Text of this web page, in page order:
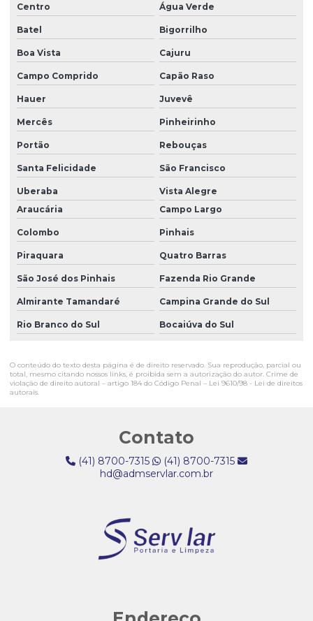
Empresa de prestação de serviços de portaria
Empresa prestadora de serviços gerais
Empresa prestadora de serviços de limpeza
Empresa que presta serviço de portaria
Empresa de recepcionista
Empresa de recepcionista terceirização
Empresa de recepcionista terceirizada
Empresa de serviços gerais limpeza
Empresa de serviços de limpeza
Empresa de serviços terceirizados de limpeza
Empresa de serviços terceirizados de vigia
Empresa de terceirização de limpeza
Empresa terceirização de limpeza de escritório
Empresa de terceirização de limpeza e portaria
Empresa terceirização de mão de obra
Empresa terceirização recepcionista
Empresa terceirização de zelador
Centro Água Verde
Batel Bigorrilho
Boa Vista Cajuru
Campo Comprido Capão Raso
Hauer Juvevê
Mercês Pinheirinho
Portão Rebouças
Santa Felicidade São Francisco
Uberaba
Vista Alegre
Araucária
Campo Largo
Colombo Pinhais
Piraquara Quatro Barras
São José dos Pinhais Fazenda Rio Grande
Almirante Tamandaré Campina Grande do Sul
Rio Branco do Sul Bocaiúva do Sul
O conteúdo do texto desta página é de direito reservado. Sua reprodução, parcial ou
total, mesmo citando nossos links, é proibida sem a autorização do autor. Crime de
violação de direito autoral – artigo 184 do Código Penal – Lei 9610/98 - Lei de direitos
autorais
Contato
(41) 8700-7315
(41) 8700-7315
hd@admservlar.com.br